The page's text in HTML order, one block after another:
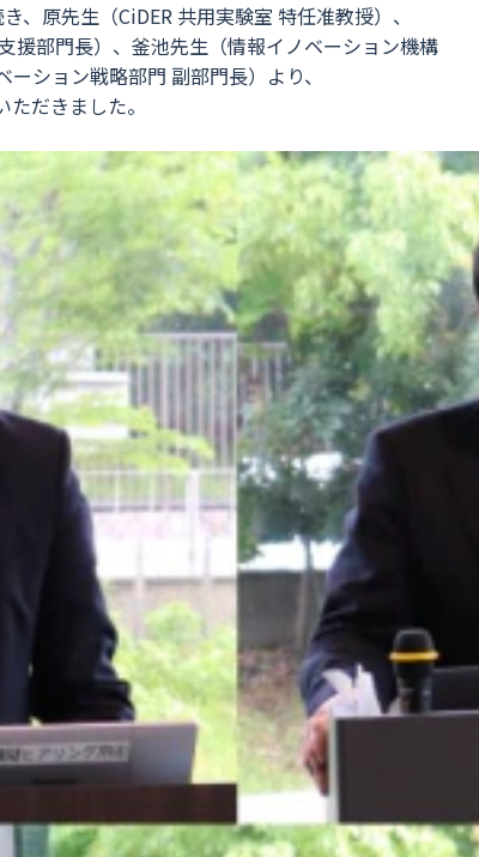
原先生（CiDER 共用実験室 特任准教授）、
援部門長）、釜池先生（情報イノベーション機構
ション戦略部門 副部門長）より、
だきました。